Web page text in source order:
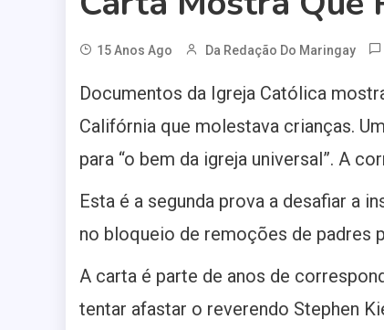
15 Anos Ago Da Redação Do Maringay
Documentos da Igreja Católica
Califórnia que molestava crianças.
para “o bem da igreja universal”. A
Esta é a segunda prova a desafiar a
no bloqueio de remoções de padres
A carta é parte de anos de
tentar afastar o reverendo Stephen